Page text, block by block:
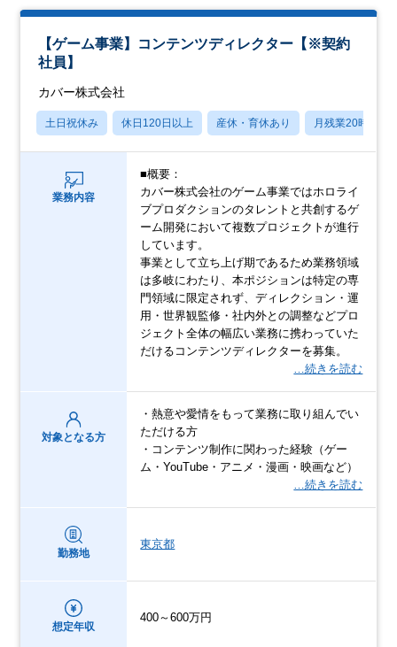
【ゲーム事業】コンテンツディレクター【※契約
社員】
カバー株式会社
土日祝休み 休日120日以上 産休・育休あり 月残業20時間以
業務内容
■概要：
カバー株式会社のゲーム事業ではホロライ
ブプロダクションのタレントと共創するゲ
ーム開発において複数プロジェクトが進行
しています。
事業として立ち上げ期であるため業務領域
は多岐にわたり、本ポジションは特定の専
門領域に限定されず、ディレクション・運
用・世界観監修・社内外との調整などプロ
ジェクト全体の幅広い業務に携わっていた
だけるコンテンツディレクターを募集。
…続きを読む
対象となる方
・熱意や愛情をもって業務に取り組んでい
ただける方
・コンテンツ制作に関わった経験（ゲー
ム・YouTube・アニメ・漫画・映画など）
…続きを読む
勤務地
東京都
想定年収
400～600万円